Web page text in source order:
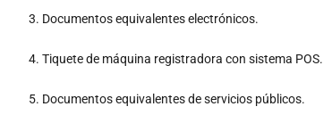
3. Documentos equivalentes electrónicos.
4. Tiquete de máquina registradora con sistema POS.
5. Documentos equivalentes de servicios públicos.